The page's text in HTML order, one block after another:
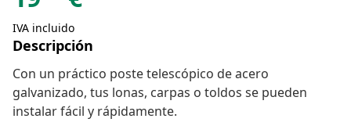
IVA incluido
Descripción
Con un práctico poste telescópico de acero
galvanizado, tus lonas, carpas o toldos se pueden
instalar fácil y rápidamente.